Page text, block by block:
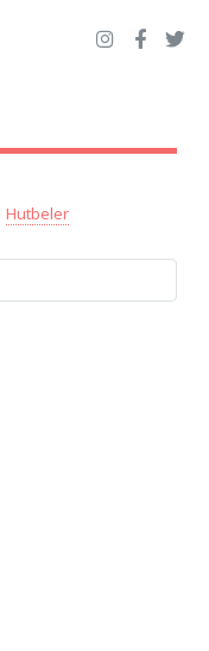
Hutbeler